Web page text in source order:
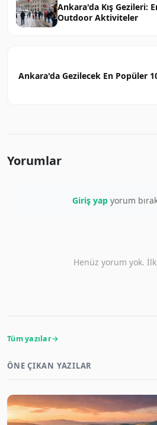
Ankara'da Kış Gezileri:
Outdoor Aktiviteler
Ankara'da Gezilecek En Popüler
Yorumlar
Giriş yapyorum
Henüz yorum yok.
Tüm yazılar
ÖNE ÇIKAN YAZILAR